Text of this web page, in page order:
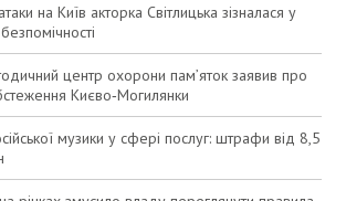
на Київ акторка Світлицька зізналася у
центр охорони пам’яток заявив про
Києво‑Могилянки
музики у сфері послуг: штрафи від 8,5